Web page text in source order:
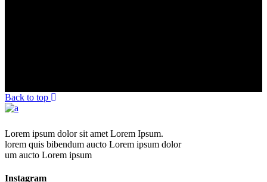
Back to top
Lorem ipsum dolor sit amet Lorem Ipsum.
lorem quis bibendum aucto Lorem ipsum dolor
um aucto Lorem ipsum
Instagram